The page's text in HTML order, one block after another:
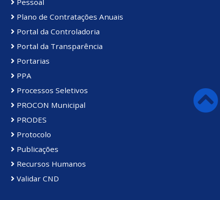
Pessoal
Plano de Contratações Anuais
Portal da Controladoria
Portal da Transparência
Portarias
PPA
Processos Seletivos
PROCON Municipal
PRODES
Protocolo
Publicações
Recursos Humanos
Validar CND